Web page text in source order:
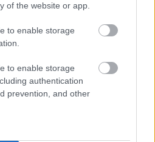
of the website or app.
to enable storage
to enable storage
authentication
prevention, and other